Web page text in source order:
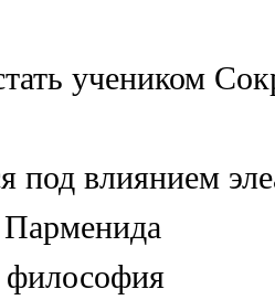
учеником
под влиянием
Парменида
философия